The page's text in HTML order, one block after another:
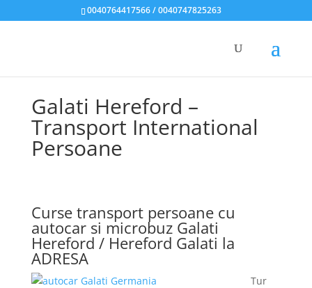
0040764417566 / 0040747825263
Galati Hereford –
Transport International
Persoane
Curse transport persoane cu
autocar si microbuz Galati
Hereford / Hereford Galati la
ADRESA
Tur